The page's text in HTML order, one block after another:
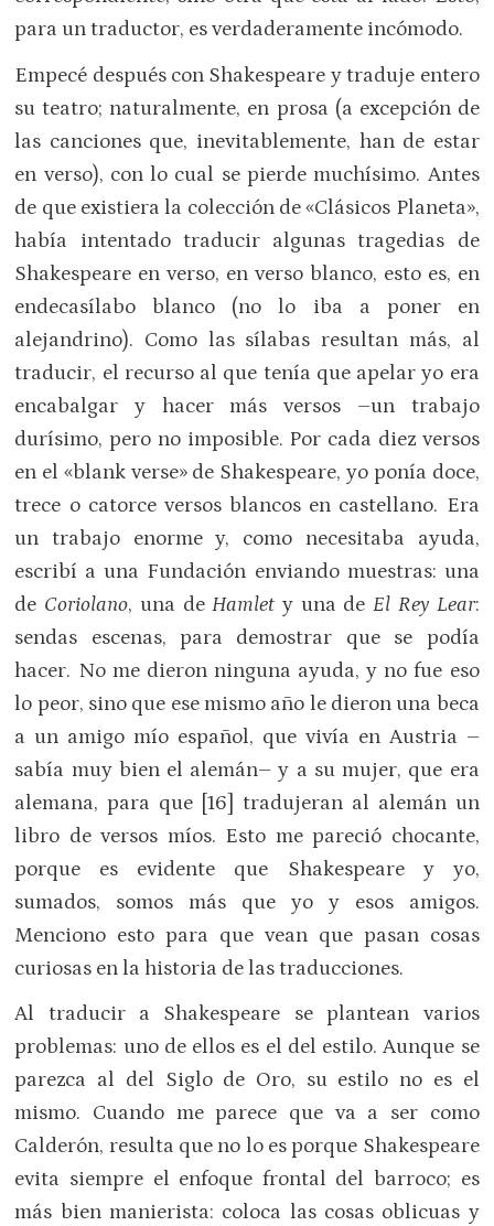
para un traductor, es verdaderamente incómodo.
Empecé después con Shakespeare y traduje entero
su teatro; naturalmente, en prosa (a excepción de
las canciones que, inevitablemente, han de estar
en verso), con lo cual se pierde muchísimo. Antes
de que existiera la colección de «Clásicos Planeta»,
había intentado traducir algunas tragedias de
Shakespeare en verso, en verso blanco, esto es, en
endecasílabo blanco (no lo iba a poner en
alejandrino). Como las sílabas resultan más, al
traducir, el recurso al que tenía que apelar yo era
encabalgar y hacer más versos –un trabajo
durísimo, pero no imposible. Por cada diez versos
en el «blank verse» de Shakespeare, yo ponía doce,
trece o catorce versos blancos en castellano. Era
un trabajo enorme y, como necesitaba ayuda,
escribí a una Fundación enviando muestras: una
de Coriolano, una deHamlet y una deEl Rey Lear:
sendas escenas, para demostrar que se podía
hacer. No me dieron ninguna ayuda, y no fue eso
lo peor, sino que ese mismo año le dieron una beca
a un amigo mío español, que vivía en Austria –
sabía muy bien el alemán– y a su mujer, que era
alemana, para que [16] tradujeran al alemán un
libro de versos míos. Esto me pareció chocante,
porque es evidente que Shakespeare y yo,
sumados, somos más que yo y esos amigos.
Menciono esto para que vean que pasan cosas
curiosas en la historia de las traducciones.
Al traducir a Shakespeare se plantean varios
problemas: uno de ellos es el del estilo. Aunque se
parezca al del Siglo de Oro, su estilo no es el
mismo. Cuando me parece que va a ser como
Calderón, resulta que no lo es porque Shakespeare
evita siempre el enfoque frontal del barroco; es
más bien manierista: coloca las cosas oblicuas y